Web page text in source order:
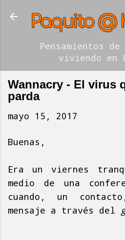
Ir al
Pensamientos
viviendo en
Wannacry - El virus
parda
mayo 15, 2017
Buenas,
Era un viernes
medio de una
cuando, un
mensaje a través del